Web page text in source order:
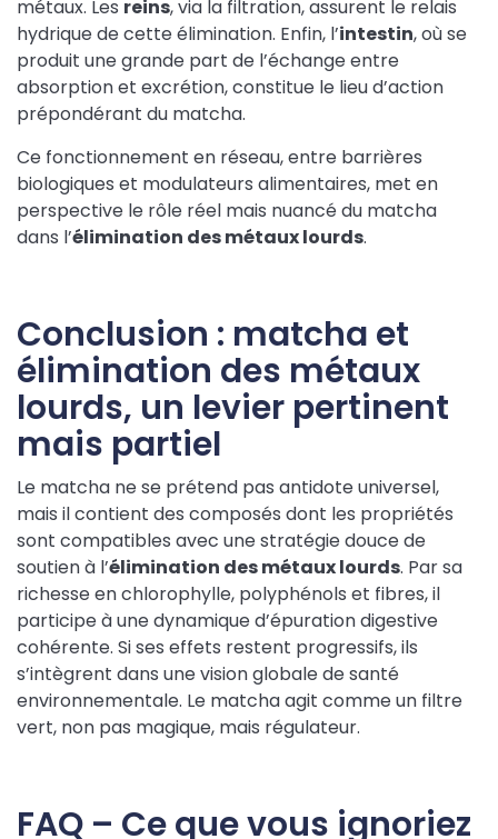
métaux. Les reins, via la filtration, assurent le relais
hydrique de cette élimination. Enfin, l’intestin, où se
produit une grande part de l’échange entre
absorption et excrétion, constitue le lieu d’action
prépondérant du matcha.
Ce fonctionnement en réseau, entre barrières
biologiques et modulateurs alimentaires, met en
perspective le rôle réel mais nuancé du matcha
dans l’élimination des métaux lourds.
Conclusion : matcha et
élimination des métaux
lourds, un levier pertinent
mais partiel
Le matcha ne se prétend pas antidote universel,
mais il contient des composés dont les propriétés
sont compatibles avec une stratégie douce de
soutien à l’élimination des métaux lourds. Par sa
richesse en chlorophylle, polyphénols et fibres, il
participe à une dynamique d’épuration digestive
cohérente. Si ses effets restent progressifs, ils
s’intègrent dans une vision globale de santé
environnementale. Le matcha agit comme un filtre
vert, non pas magique, mais régulateur.
FAQ – Ce que vous ignoriez